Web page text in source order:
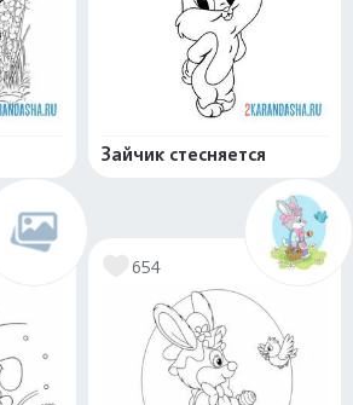
Зайчик стесняется
654